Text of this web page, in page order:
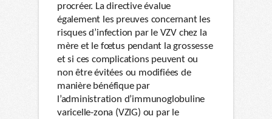
procréer. La directive évalue
également les preuves concernant les
risques d’infection par le VZV chez la
mère et le fœtus pendant la grossesse
et si ces complications peuvent ou
non être évitées ou modifiées de
manière bénéfique par
l’administration d’immunoglobuline
varicelle-zona (VZIG) ou par le